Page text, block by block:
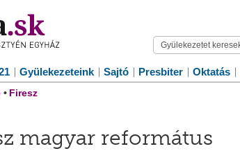
Gyülekezeteink Sajtó Presbiter Oktatás
• Firesz
magyar református